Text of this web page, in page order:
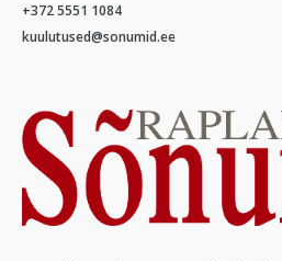
+372 5551 1084
kuulutused@sonumid.ee